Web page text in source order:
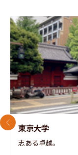
東京大学
志ある卓越。
前のスライド